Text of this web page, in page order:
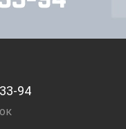
94